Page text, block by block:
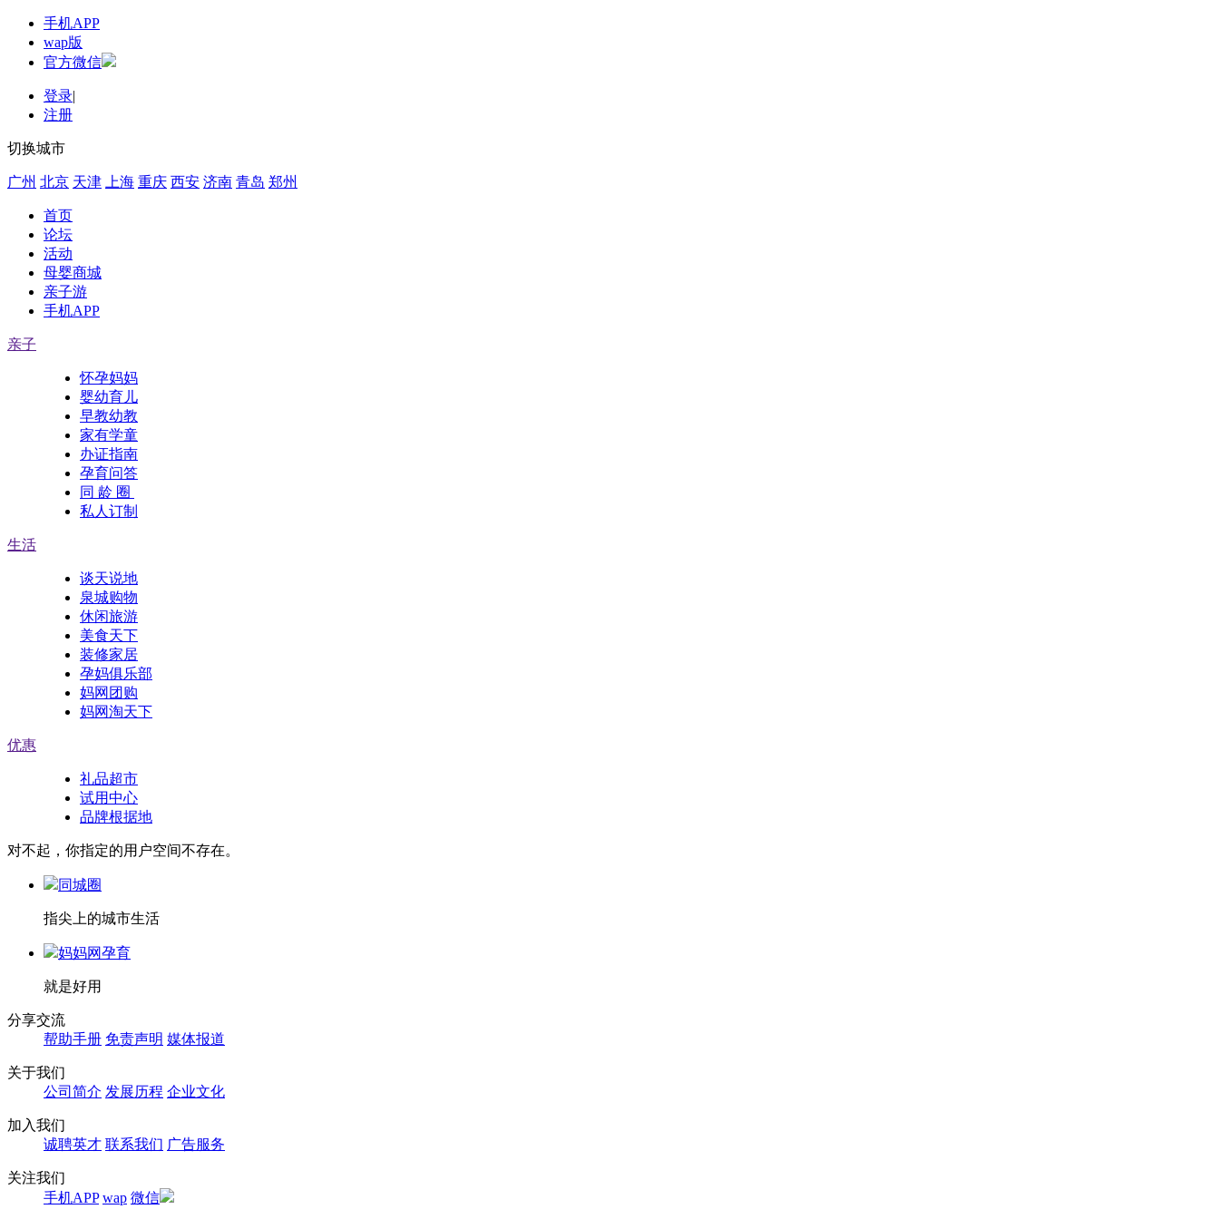
手机APP
wap版
官方微信
登录|
注册
切换城市
广州 北京 天津 上海 重庆 西安 济南 青岛 郑州
首页
论坛
活动
母婴商城
亲子游
手机APP
亲子
怀孕妈妈
婴幼育儿
早教幼教
家有学童
办证指南
孕育问答
同 龄 圈
私人订制
生活
谈天说地
泉城购物
休闲旅游
美食天下
装修家居
孕妈俱乐部
妈网团购
妈网淘天下
优惠
礼品超市
试用中心
品牌根据地
对不起，你指定的用户空间不存在。
同城圈
指尖上的城市生活
妈妈网孕育
就是好用
分享交流
帮助手册 免责声明 媒体报道
关于我们
公司简介 发展历程 企业文化
加入我们
诚聘英才 联系我们 广告服务
关注我们
手机APP wap 微信